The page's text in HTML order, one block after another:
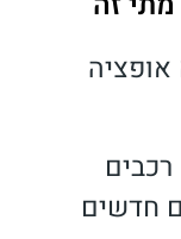
אופציה
חדשים